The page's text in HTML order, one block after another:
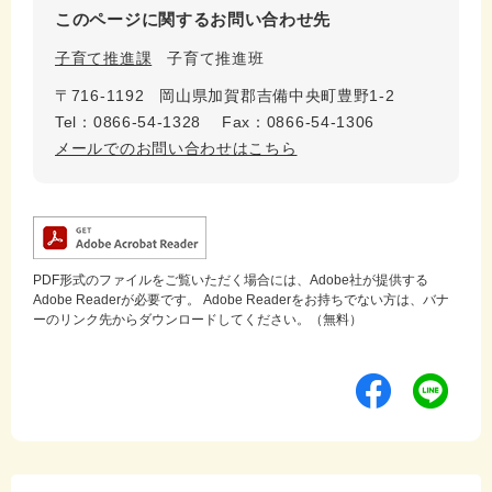
このページに関するお問い合わせ先
子育て推進課 子育て推進班
〒716-1192
岡山県加賀郡吉備中央町豊野1-2
Tel：0866-54-1328
Fax：0866-54-1306
メールでのお問い合わせはこちら
PDF形式のファイルをご覧いただく場合には、Adobe社が提供する
Adobe Readerが必要です。
Adobe Readerをお持ちでない方は、バナ
ーのリンク先からダウンロードしてください。（無料）